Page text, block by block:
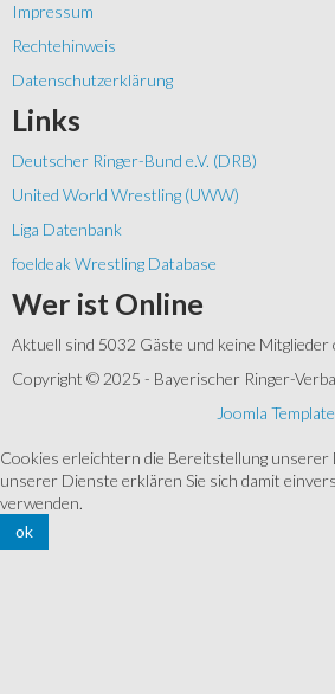
Impressum
Rechtehinweis
Datenschutzerklärung
Links
Deutscher Ringer-Bund e.V. (DRB)
United World Wrestling (UWW)
Liga Datenbank
foeldeak Wrestling Database
Wer ist Online
Aktuell sind 5032 Gäste und keine Mitglieder
Copyright © 2025 - Bayerischer Ringer-
Joomla
Cookies erleichtern die Bereitstellung
unserer Dienste erklären Sie sich damit
verwenden.
ok